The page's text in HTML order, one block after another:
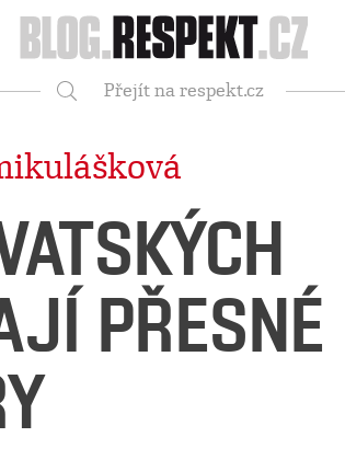
Respekt
Přejít na respekt.cz
PŘESNÉ